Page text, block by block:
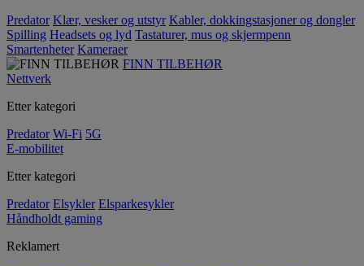
Predator Klær, vesker og utstyr Kabler, dokkingstasjoner og dongler
Spilling Headsets og lyd Tastaturer, mus og skjermpenn
Smartenheter Kameraer
FINN TILBEHØR
Nettverk
Etter kategori
Predator Wi-Fi 5G
E-mobilitet
Etter kategori
Predator Elsykler Elsparkesykler
Håndholdt gaming
Reklamert